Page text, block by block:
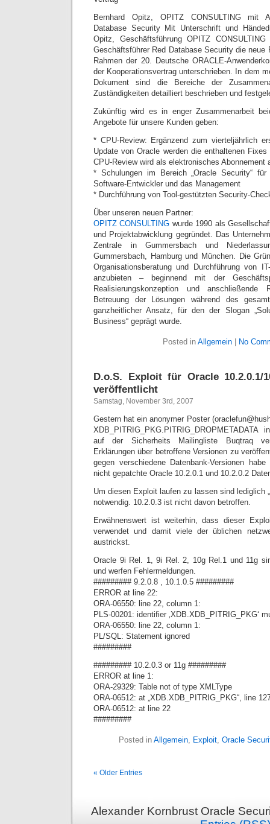
Bernhard Opitz, OPITZ CONSULTING mit
Database Security Mit Unterschrift und
Opitz, Geschäftsführung OPITZ
Geschäftsführer Red Database Security die
Rahmen der 20. Deutsche ORACLE-
der Kooperationsvertrag unterschrieben. In dem
Dokument sind die Bereiche der
Zuständigkeiten detailliert beschrieben und
Zukünftig wird es in enger Zusammenarbeit
Angebote für unsere Kunden geben:
* CPU-Review: Ergänzend zum vierteljährlich
Update von Oracle werden die enthaltenen
CPU-Review wird als elektronisches Abonnement
* Schulungen im Bereich „Oracle Security“ für
Software-Entwickler und das Management
* Durchführung von Tool-gestützten Security-
Über unseren neuen Partner:
OPITZ CONSULTING wurde 1990 als
und Projektabwicklung gegründet. Das
Zentrale in Gummersbach und
Gummersbach, Hamburg und München. Die
Organisationsberatung und Durchführung von
anzubieten – beginnend mit der
Realisierungskonzeption und
Betreuung der Lösungen während des
ganzheitlicher Ansatz, für den der Slogan
Business“ geprägt wurde.
Posted in Allgemein No
D.o.S. Exploit für Oracle 10.2.0.1/
veröffentlicht
Samstag, November 3rd, 2007
Gestern hat ein anonymer Poster
XDB_PITRIG_PKG.PITRIG_DROPMETADATA
auf der Sicherheits Mailingliste Buqtraq
Erklärungen über betroffene Versionen zu
gegen verschiedene Datenbank-Versionen
nicht gepatchte Oracle 10.2.0.1 und 10.2.0.2
Um diesen Exploit laufen zu lassen sind lediglich
notwendig. 10.2.0.3 ist nicht davon betroffen.
Erwähnenswert ist weiterhin, dass dieser
verwendet und damit viele der üblichen
austrickst.
Oracle 9i Rel. 1, 9i Rel. 2, 10g Rel.1 und 11g
und werfen Fehlermeldungen.
######### 9.2.0.8 , 10.1.0.5 #########
ERROR at line 22:
ORA-06550: line 22, column 1:
PLS-00201: identifier ‚XDB.XDB_PITRIG_PKG‘
ORA-06550: line 22, column 1:
PL/SQL: Statement ignored
#########
######### 10.2.0.3 or 11g #########
ERROR at line 1:
ORA-29329: Table not of type XMLType
ORA-06512: at „XDB.XDB_PITRIG_PKG“, line
ORA-06512: at line 22
#########
Posted in Allgemein, Exploit, Oracle
« Older Entries
Alexander Kornbrust Oracle